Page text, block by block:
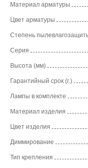
Материал арматуры
Цвет арматуры
Степень
Серия
Высота (мм)
Гарантийный срок (г.)
Лампы в комплекте
Материал изделия
Цвет изделия
Диммирование
Тип крепления